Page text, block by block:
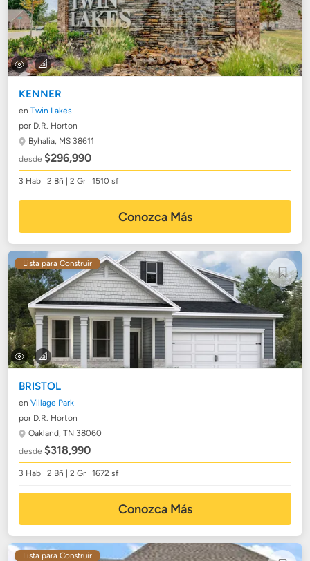
KENNER
enTwin Lakes
por D.R. Horton
Byhalia, MS 38611
desde$296,990
3 Hab | 2 Bñ | 2 Gr | 1510 sf
Conozca Más
Lista para Construir
BRISTOL
enVillage Park
por D.R. Horton
Oakland, TN 38060
desde$318,990
3 Hab | 2 Bñ | 2 Gr | 1672 sf
Conozca Más
Lista para Construir